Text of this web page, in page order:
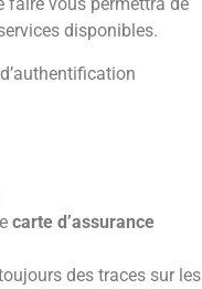
disponibles.
carte d’assurance
des traces sur les